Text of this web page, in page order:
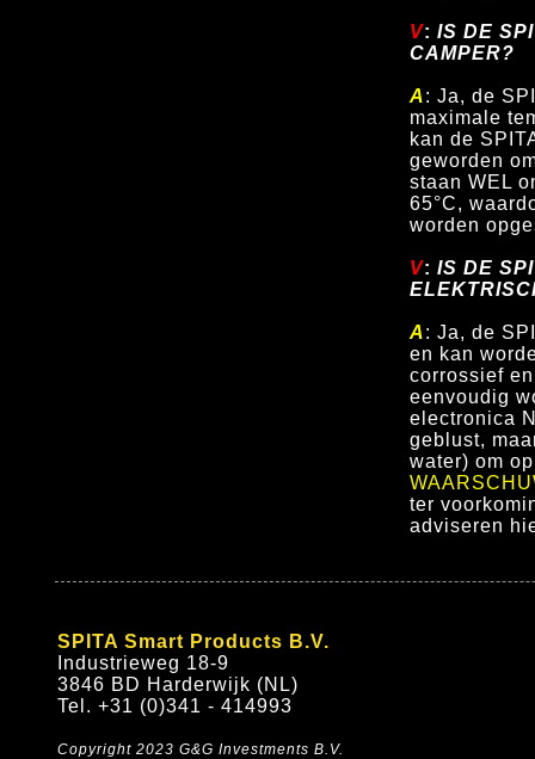
V: IS DE
CAMPER?
A: Ja, de
maximale
kan de
geworden
staan WEL
65°C,
worden
V: IS DE
A: Ja, de
en kan
corrossief
eenvoudig
electronica
geblust,
water) om
ter
adviseren
SPITA Smart Products B.V.
Industrieweg 18-9
3846 BD Harderwijk (NL)
Tel. +31 (0)341 - 414993
Copyright 2023 G&G Investments B.V.